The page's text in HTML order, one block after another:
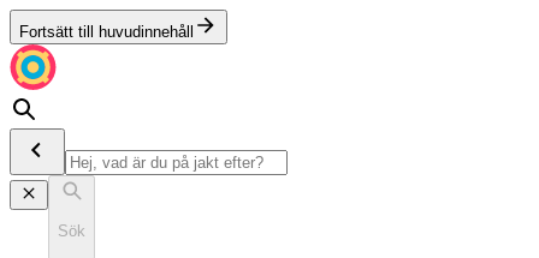
Fortsätt till huvudinnehåll
Sök